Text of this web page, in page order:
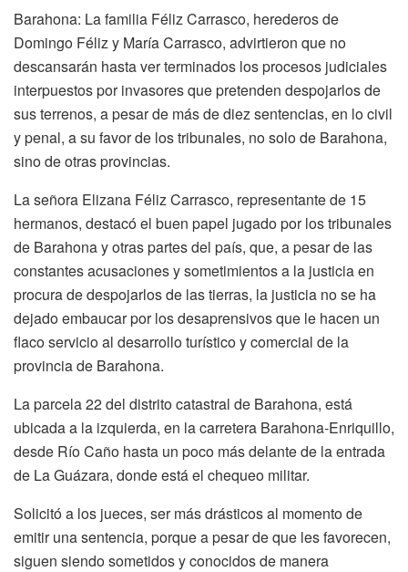
Barahona: La familia Féliz Carrasco, herederos de
Domingo Féliz y María Carrasco, advirtieron que no
descansarán hasta ver terminados los procesos judiciales
interpuestos por invasores que pretenden despojarlos de
sus terrenos, a pesar de más de diez sentencias, en lo civil
y penal, a su favor de los tribunales, no solo de Barahona,
sino de otras provincias.
La señora Elizana Féliz Carrasco, representante de 15
hermanos, destacó el buen papel jugado por los tribunales
de Barahona y otras partes del país, que, a pesar de las
constantes acusaciones y sometimientos a la justicia en
procura de despojarlos de las tierras, la justicia no se ha
dejado embaucar por los desaprensivos que le hacen un
flaco servicio al desarrollo turístico y comercial de la
provincia de Barahona.
La parcela 22 del distrito catastral de Barahona, está
ubicada a la izquierda, en la carretera Barahona-Enriquillo,
desde Río Caño hasta un poco más delante de la entrada
de La Guázara, donde está el chequeo militar.
Solicitó a los jueces, ser más drásticos al momento de
emitir una sentencia, porque a pesar de que les favorecen,
siguen siendo sometidos y conocidos de manera